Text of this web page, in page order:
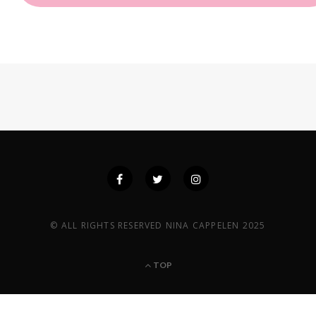
© ALL RIGHTS RESERVED NINA CAPPELEN 2025
TOP